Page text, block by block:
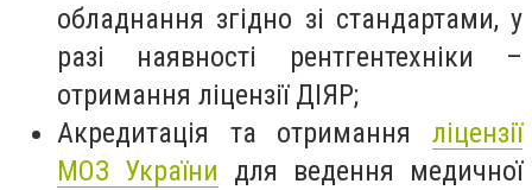
обладнання згідно зі стандартами, у
разі наявності рентгентехніки –
отримання ліцензії ДІЯР;
Акредитація та отримання ліцензії
МОЗ України для ведення медичної